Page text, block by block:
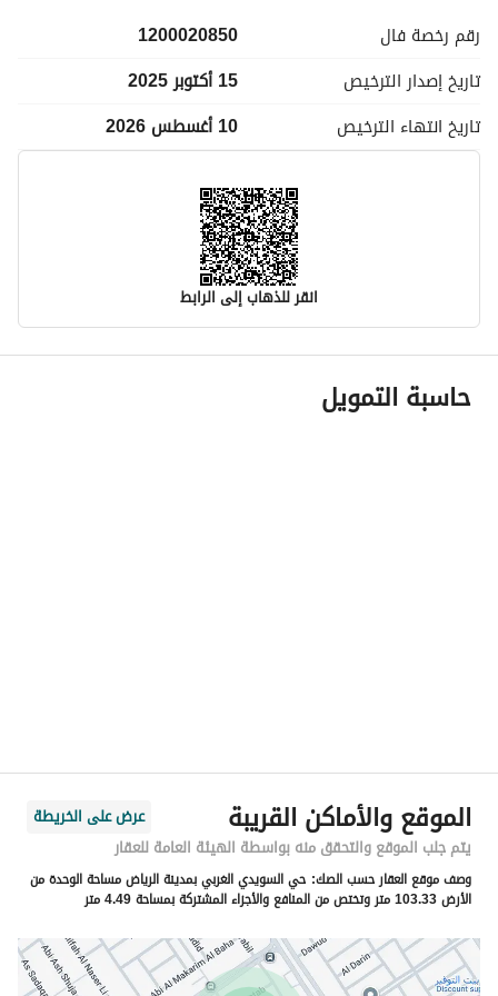
رقم رخصة فال
1200020850
تاريخ إصدار الترخيص
15 أكتوبر 2025
تاريخ انتهاء الترخيص 10 أغسطس 2026
انقر للذهاب إلى الرابط
معلومات مسؤول الإعلان
اسم المسؤول
رقم المبنى
7709
الرقم الاضافي
4632
خط العرض
24.575849688883242
حاسبة التمويل
الموقع والأماكن القريبة
عرض على الخريطة
يتم جلب الموقع والتحقق منه بواسطة الهيئة العامة للعقار
وصف موقع العقار حسب الصك: حي السويدي الغربي بمدينة الرياض مساحة الوحدة من
الأرض 103.33 متر وتختص من المنافع والأجزاء المشتركة بمساحة 4.49 متر